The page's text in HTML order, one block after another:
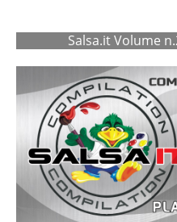
Salsa.it Volume